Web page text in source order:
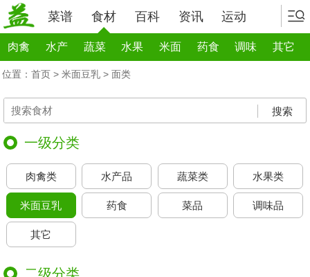
菜谱 食材 百科 资讯 运动
肉禽 水产 蔬菜 水果 米面 药食 调味 其它
位置： 首页 > 米面豆乳 > 面类
搜索
一级分类
肉禽类 水产品 蔬菜类 水果类
米面豆乳 药食 菜品 调味品
其它
二级分类